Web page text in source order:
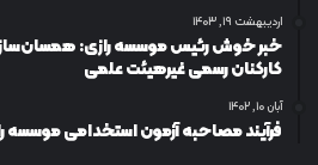
اردیبهشت ۱۹, ۱۴۰۳
خبر خوش رئیس موسسه رازی:
کارکنان رسمی غیرهیئت علمی
آبان ۱۰, ۱۴۰۲
فرآیند مصاحبه آزمون استخدامی موسسه